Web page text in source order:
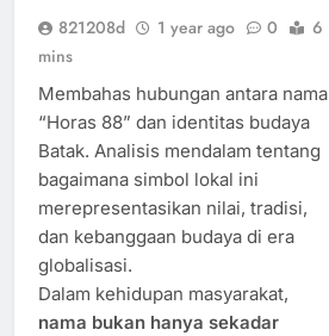
821208d 1 year ago 0
6
mins
Membahas hubungan antara nama
“Horas 88” dan identitas budaya
Batak. Analisis mendalam tentang
bagaimana simbol lokal ini
merepresentasikan nilai, tradisi,
dan kebanggaan budaya di era
globalisasi.
Dalam kehidupan masyarakat,
nama bukan hanya sekadar